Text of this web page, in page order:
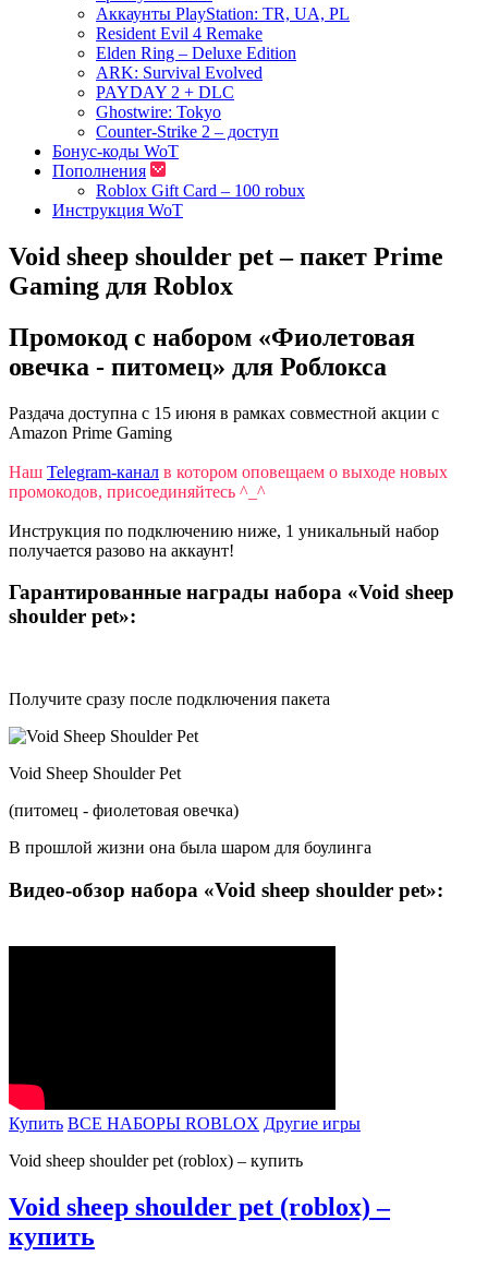
Аккаунты PlayStation: TR, UA, PL
Resident Evil 4 Remake
Elden Ring – Deluxe Edition
ARK: Survival Evolved
PAYDAY 2 + DLC
Ghostwire: Tokyo
Counter-Strike 2 – доступ
Бонус-коды WoT
Пополнения
Roblox Gift Card – 100 robux
Инструкция WoT
Void sheep shoulder pet – пакет Prime
Gaming для Roblox
Промокод с набором «Фиолетовая
овечка - питомец» для Роблокса
Раздача доступна с 15 июня в рамках совместной акции с
Amazon Prime Gaming
Наш Telegram-канал в котором оповещаем о выходе новых
промокодов, присоединяйтесь ^_^
Инструкция по подключению ниже, 1 уникальный набор
получается разово на аккаунт!
Гарантированные награды набора «Void sheep
shoulder pet»:
Получите сразу после подключения пакета
Void Sheep Shoulder Pet
(питомец - фиолетовая овечка)
В прошлой жизни она была шаром для боулинга
Видео-обзор набора «Void sheep shoulder pet»:
Купить ВСЕ НАБОРЫ ROBLOX Другие игры
Void sheep shoulder pet (roblox) – купить
Void sheep shoulder pet (roblox) –
купить